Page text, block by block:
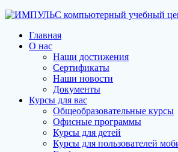
Главная
О нас
Наши достижения
Сертификаты
Наши новости
Документы
Курсы для вас
Общеобразовательные курсы
Офисные программы
Курсы для детей
Курсы для пользователей